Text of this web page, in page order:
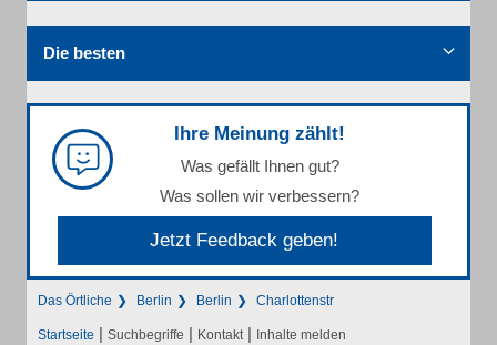
Die besten
Ihre Meinung zählt!
Was gefällt Ihnen gut?
Was sollen wir verbessern?
Jetzt Feedback geben!
Das Örtliche Berlin Berlin Charlottenstr
Startseite | Suchbegriffe | Kontakt | Inhalte melden